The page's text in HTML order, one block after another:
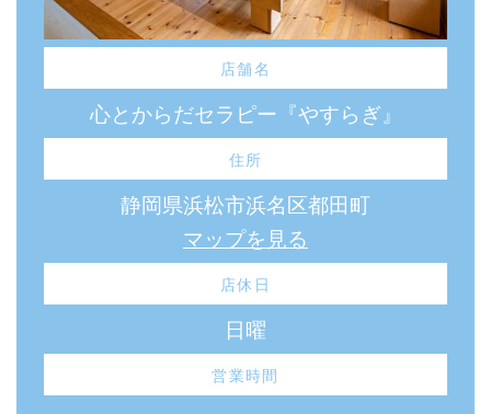
店舗名
心とからだセラピー『やすらぎ』
住所
静岡県浜松市浜名区都田町
マップを見る
店休日
日曜
営業時間